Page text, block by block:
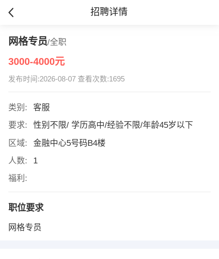
招聘详情
网格专员/全职
3000-4000元
发布时间:2026-08-07 查看次数:1695
类别:
客服
要求:
性别不限/ 学历高中/经验不限/年龄45岁以下
区域:
金融中心5号码B4楼
人数:
1
福利:
职位要求
网格专员